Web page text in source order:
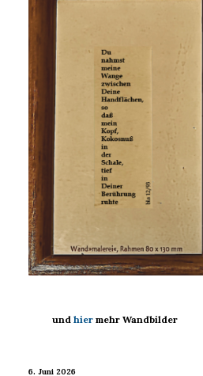
und hier mehr Wandbilder
6. Juni 2026